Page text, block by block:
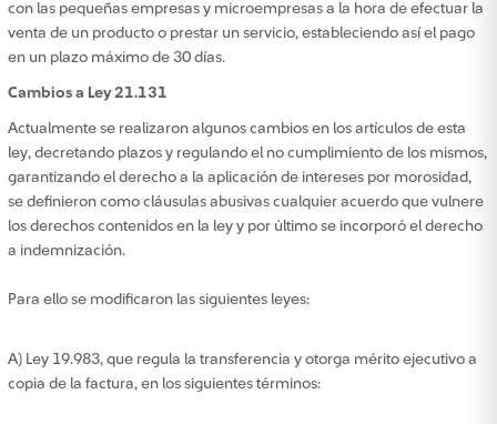
con las pequeñas empresas y microempresas a la hora de efectuar la
venta de un producto o prestar un servicio, estableciendo así el pago
en un plazo máximo de 30 días.
Cambios a Ley 21.131
Actualmente se realizaron algunos cambios en los artículos de esta
ley, decretando plazos y regulando el no cumplimiento de los mismos,
garantizando el derecho a la aplicación de intereses por morosidad,
se definieron como cláusulas abusivas cualquier acuerdo que vulnere
los derechos contenidos en la ley y por último se incorporó el derecho
a indemnización.
Para ello se modificaron las siguientes leyes:
A) Ley 19.983, que regula la transferencia y otorga mérito ejecutivo a
copia de la factura, en los siguientes términos: